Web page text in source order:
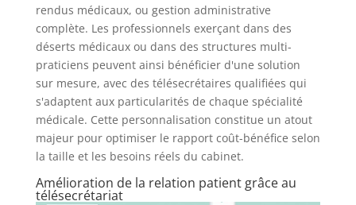
rendus médicaux, ou gestion administrative
complète. Les professionnels exerçant dans des
déserts médicaux ou dans des structures multi-
praticiens peuvent ainsi bénéficier d'une solution
sur mesure, avec des télésecrétaires qualifiées qui
s'adaptent aux particularités de chaque spécialité
médicale. Cette personnalisation constitue un atout
majeur pour optimiser le rapport coût-bénéfice selon
la taille et les besoins réels du cabinet.
Amélioration de la relation patient grâce au
télésecrétariat